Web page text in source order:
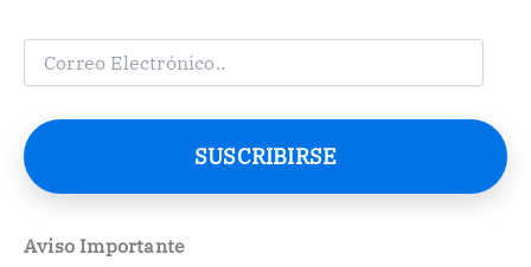
C
e
o
e
SUSCRIBIRSE
Aviso Importante